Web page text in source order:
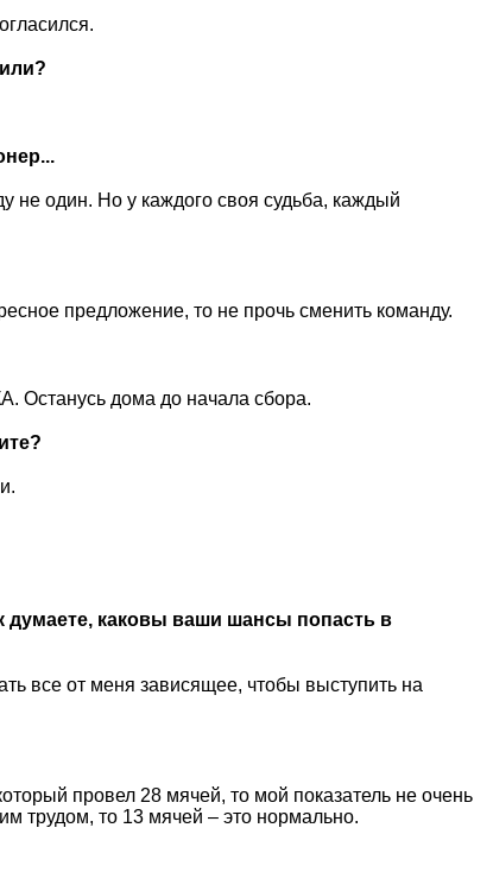
не один. Но у каждого своя судьба, каждый
предложение, то не прочь сменить команду.
Останусь дома до начала сбора.
думаете, каковы ваши шансы попасть в
все от меня зависящее, чтобы выступить на
провел 28 мячей, то мой показатель не очень
трудом, то 13 мячей – это нормально.